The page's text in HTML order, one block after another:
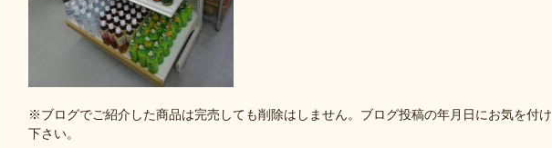
※ブログでご紹介した商品は完売しても削除はしません。ブログ投稿の年月日にお気を付け
下さい。